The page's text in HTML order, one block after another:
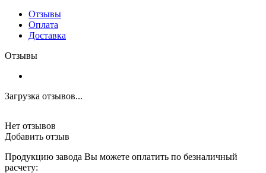
Отзывы
Оплата
Доставка
Отзывы
Загрузка отзывов...
Нет отзывов
Добавить отзыв
Продукцию завода Вы можете оплатить по безналичный
расчету: